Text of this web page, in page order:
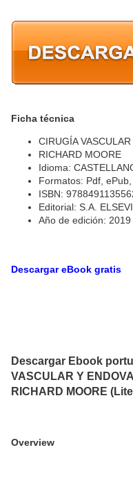
Ficha técnica
CIRUGÍA
RICHARD MOORE
Idioma:
Formatos: Pdf,
ISBN:
Editorial: S.A.
Año de edición: 2019
Descargar eBook gratis
Descargar Ebook
VASCULAR Y
RICHARD MOORE
Overview